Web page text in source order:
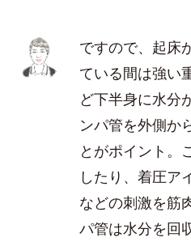
ですので、起床
ている間は強い
ど下半身に水分
ンパ管を外側か
とがポイント。
したり、着圧ア
などの刺激を筋
パ管は水分を回